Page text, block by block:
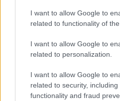
I want to allow Google to
related to functionality of
I want to allow Google to
related to personalization.
I want to allow Google to
related to security,
functionality and fraud